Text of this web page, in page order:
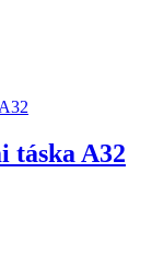
táska A32